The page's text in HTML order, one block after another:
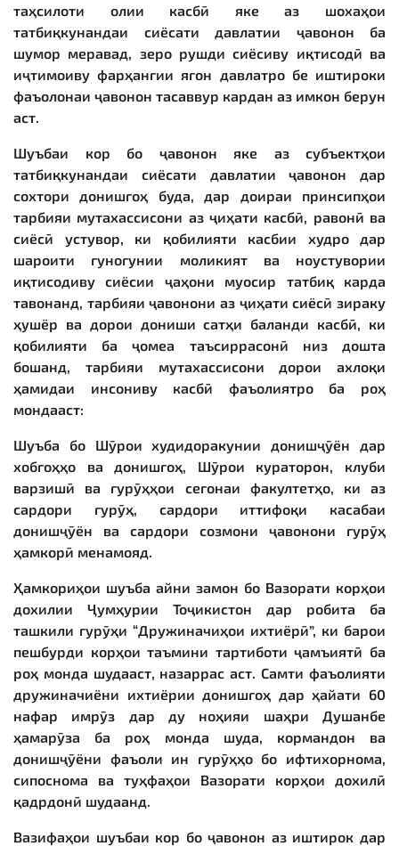
таҳсилоти олии касбӣ яке аз шохаҳои
татбиқкунандаи сиёсати давлатии ҷавонон ба
шумор меравад, зеро рушди сиёсиву иқтисодӣ ва
иҷтимоиву фарҳангии ягон давлатро бе иштироки
фаъолонаи ҷавонон тасаввур кардан аз имкон берун
аст.
Шуъбаи кор бо ҷавонон яке аз субъектҳои
татбиқкунандаи сиёсати давлатии ҷавонон дар
сохтори донишгоҳ буда, дар доираи принсипҳои
тарбияи мутахассисони аз ҷиҳати касбӣ, равонӣ ва
сиёсӣ устувор, ки қобилияти касбии худро дар
шароити гуногунии моликият ва ноустувории
иқтисодиву сиёсии ҷаҳони муосир татбиқ карда
тавонанд, тарбияи ҷавонони аз ҷиҳати сиёсӣ зираку
ҳушёр ва дорои дониши сатҳи баланди касбӣ, ки
қобилияти ба ҷомеа таъсиррасонӣ низ дошта
бошанд, тарбияи мутахассисони дорои ахлоқи
ҳамидаи инсониву касбӣ фаъолиятро ба роҳ
мондааст:
Шуъба бо Шӯрои худидоракунии донишҷӯён дар
хобгоҳҳо ва донишгоҳ, Шӯрои кураторон, клуби
варзишӣ ва гурӯҳҳои сегонаи факултетҳо, ки аз
сардори гурӯҳ, сардори иттифоқи касабаи
донишҷӯён ва сардори созмони ҷавонони гурӯҳ
ҳамкорӣ менамояд.
Ҳамкориҳои шуъба айни замон бо Вазорати корҳои
дохилии Ҷумҳурии Тоҷикистон дар робита ба
ташкили гурӯҳи “Дружиначиҳои ихтиёрӣ”, ки барои
пешбурди корҳои таъмини тартиботи ҷамъиятӣ ба
роҳ монда шудааст, назаррас аст. Самти фаъолияти
дружиначиёни ихтиёрии донишгоҳ дар ҳайати 60
нафар имрӯз дар ду ноҳияи шаҳри Душанбе
ҳамарӯза ба роҳ монда шуда, кормандон ва
донишҷӯёни фаъоли ин гурӯҳҳо бо ифтихорнома,
сипоснома ва туҳфаҳои Вазорати корҳои дохилӣ
қадрдонӣ шудаанд.
Вазифаҳои шуъбаи кор бо ҷавонон аз иштирок дар